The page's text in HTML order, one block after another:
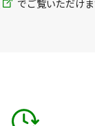
でご覧いただけま